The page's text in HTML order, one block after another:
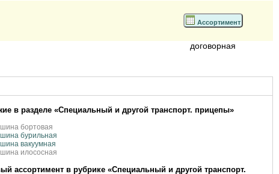
Ассортимент
договорная
в разделе «Специальный и другой транспорт. прицепы»
бортовая
бурильная
вакуумная
илососная
ассортимент в рубрике «Специальный и другой транспорт.